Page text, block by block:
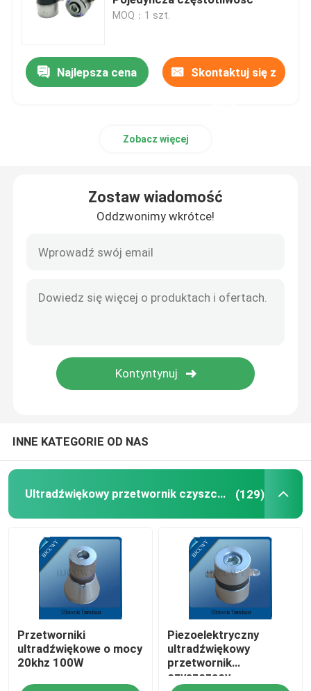
Zanurzalny przetwornik ultradźwiękowy
Maszyna do czyszczenia ultradźwiękowego
Ultradźwiękowy Cell Disruptor
Reaktor ultradźwiękowy
Piezoelektryczne dyski ceramiczne
Ultradźwiękowy przetwornik piękna
Impedancja ultradźwiękowa
Ultradźwiękowy przetwornik atomizacji
Ultradźwiękowy przetwornik rurowy
MOQ：1 szt.
Najlepsza cena Skontaktuj się z
Zobacz więcej
Zostaw wiadomość
Oddzwonimy wkrótce!
INNE KATEGORIE OD NAS
Ultradźwiękowy przetwornik czyszczący (129)
Przetworniki
ultradźwiękowe o mocy
20khz 100W
Piezoelektryczny
ultradźwiękowy
przetwornik
czyszczący